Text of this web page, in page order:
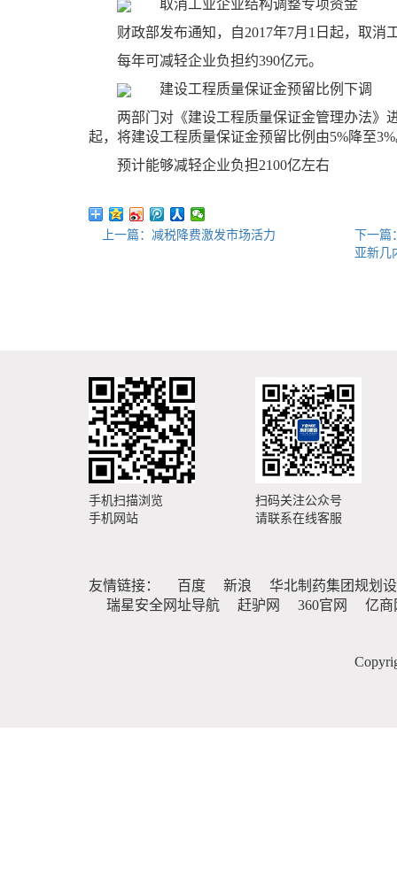
取消工业企业结构调整专项资金
财政部发布通知，自2017年7月1日起，取消
每年可减轻企业负担约390亿元。
建设工程质量保证金预留比例下调
两部门对《建设工程质量保证金管理办法》
起，将建设工程质量保证金预留比例由5%降至
预计能够减轻企业负担2100亿左右
上一篇：减税降费激发市场活力
下一篇
亚新几
手机扫描浏览
手机网站
扫码关注公众号
请联系在线客服
友情链接： 百度 新浪
华北制药集团规划
瑞星安全网址导航
赶驴网 360官网 亿商